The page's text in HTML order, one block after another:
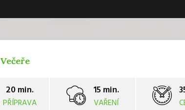
Večeře
20 min.
PŘÍPRAVA
15 min.
VAŘENÍ